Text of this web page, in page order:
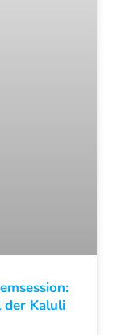
der Kaluli